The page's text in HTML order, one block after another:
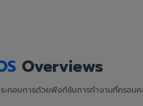
Overviews
ะกอบการด้วยฟังก์ชันการทำงานที่ครอบ